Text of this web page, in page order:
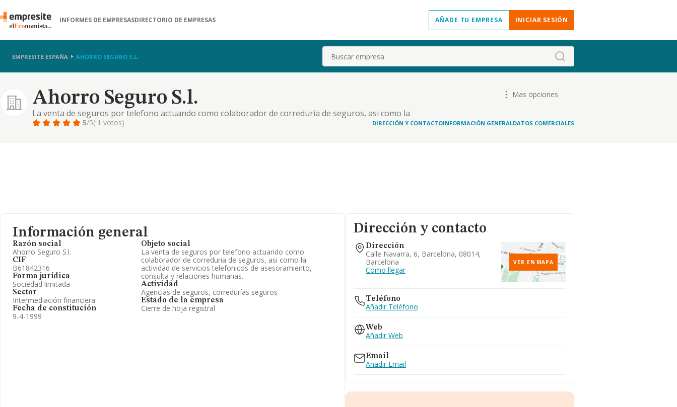
INFORMES DE EMPRESASDIRECTORIO DE EMPRESAS AÑADE TU EMPRESA INICIAR SESIÓN
EMPRESITE ESPAÑA AHORRO SEGURO S.L. Buscar
Ahorro Seguro S.l.
La venta de seguros por telefono actuando como colaborador de correduria de seguros, asi como la
actividad de servicios telefonicos de asesoramiento, consulta y relaciones humanas.
Mas opciones
5/5( 1 votos) DIRECCIÓN Y CONTACTOINFORMACIÓN GENERALDATOS COMERCIALES
Información general
Razón social
Ahorro Seguro S.l.
CIF
B61842316
Forma jurídica
Sociedad limitada
Sector
Intermediación financiera
Fecha de constitución
9-4-1999
Objeto social
La venta de seguros por telefono actuando como
colaborador de correduria de seguros, asi como la
actividad de servicios telefonicos de asesoramiento,
consulta y relaciones humanas.
Actividad
Agencias de seguros, corredurías seguros
Estado de la empresa
Cierre de hoja registral
Dirección y contacto
Dirección
Calle Navarra, 6, Barcelona, 08014,
Barcelona
Como llegar
VER EN MAPA
Teléfono
Añadir Teléfono
Web
Añadir Web
Email
Añadir Email